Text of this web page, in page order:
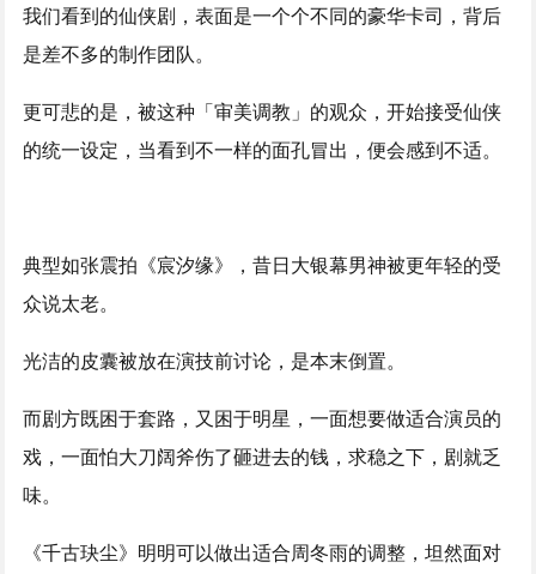
我们看到的仙侠剧，表面是一个个不同的豪华卡司，背后
是差不多的制作团队。
更可悲的是，被这种「审美调教」的观众，开始接受仙侠
的统一设定，当看到不一样的面孔冒出，便会感到不适。
典型如张震拍《宸汐缘》，昔日大银幕男神被更年轻的受
众说太老。
光洁的皮囊被放在演技前讨论，是本末倒置。
而剧方既困于套路，又困于明星，一面想要做适合演员的
戏，一面怕大刀阔斧伤了砸进去的钱，求稳之下，剧就乏
味。
《千古玦尘》明明可以做出适合周冬雨的调整，坦然面对